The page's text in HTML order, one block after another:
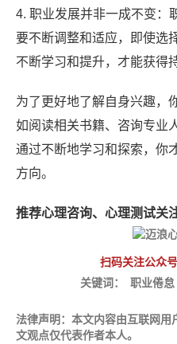
4. 职业发展并非一成不变：
要不断调整和适应，即使选
不断学习和提升，才能获得
为了更好地了解自身兴趣，
如阅读相关书籍、咨询专业
通过不断地学习和探索，你
方向。
推荐心理咨询、心理测试关
扫码关注公众
关键词：
职业倦怠
法律声明 ：本文内容由互联网用
文观点仅代表作者本人。